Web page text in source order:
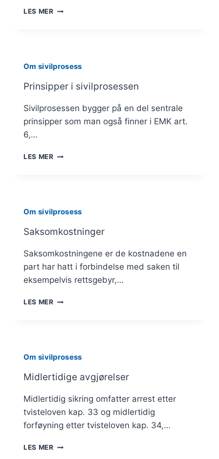
LES MERVIRKNINGENE
Om sivilprosess
Prinsipper i sivilprosessen
Sivilprosessen bygger på en del sentrale
prinsipper som man også finner i EMK art.
6,…
LES MERPRINSIPPER
Om sivilprosess
Saksomkostninger
Saksomkostningene er de kostnadene en
part har hatt i forbindelse med saken til
eksempelvis rettsgebyr,…
LES MERSAKSOMKOSTNINGER
Om sivilprosess
Midlertidige avgjørelser
Midlertidig sikring omfatter arrest etter
tvisteloven kap. 33 og midlertidig
forføyning etter tvisteloven kap. 34,…
LES MERMIDLERTIDIGE